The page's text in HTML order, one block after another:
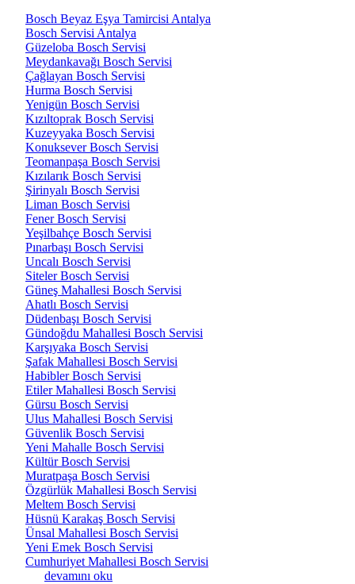
Bosch Beyaz Eşya Tamircisi Antalya
Bosch Servisi Antalya
Güzeloba Bosch Servisi
Meydankavağı Bosch Servisi
Çağlayan Bosch Servisi
Hurma Bosch Servisi
Yenigün Bosch Servisi
Kızıltoprak Bosch Servisi
Kuzeyyaka Bosch Servisi
Konuksever Bosch Servisi
Teomanpaşa Bosch Servisi
Kızılarık Bosch Servisi
Şirinyalı Bosch Servisi
Liman Bosch Servisi
Fener Bosch Servisi
Yeşilbahçe Bosch Servisi
Pınarbaşı Bosch Servisi
Uncalı Bosch Servisi
Siteler Bosch Servisi
Güneş Mahallesi Bosch Servisi
Ahatlı Bosch Servisi
Düdenbaşı Bosch Servisi
Gündoğdu Mahallesi Bosch Servisi
Karşıyaka Bosch Servisi
Şafak Mahallesi Bosch Servisi
Habibler Bosch Servisi
Etiler Mahallesi Bosch Servisi
Gürsu Bosch Servisi
Ulus Mahallesi Bosch Servisi
Güvenlik Bosch Servisi
Yeni Mahalle Bosch Servisi
Kültür Bosch Servisi
Muratpaşa Bosch Servisi
Özgürlük Mahallesi Bosch Servisi
Meltem Bosch Servisi
Hüsnü Karakaş Bosch Servisi
Ünsal Mahallesi Bosch Servisi
Yeni Emek Bosch Servisi
Cumhuriyet Mahallesi Bosch Servisi
Özgürlük Mahallesi Bosch Beyaz Eşya Tamircisi hakkında
devamını oku